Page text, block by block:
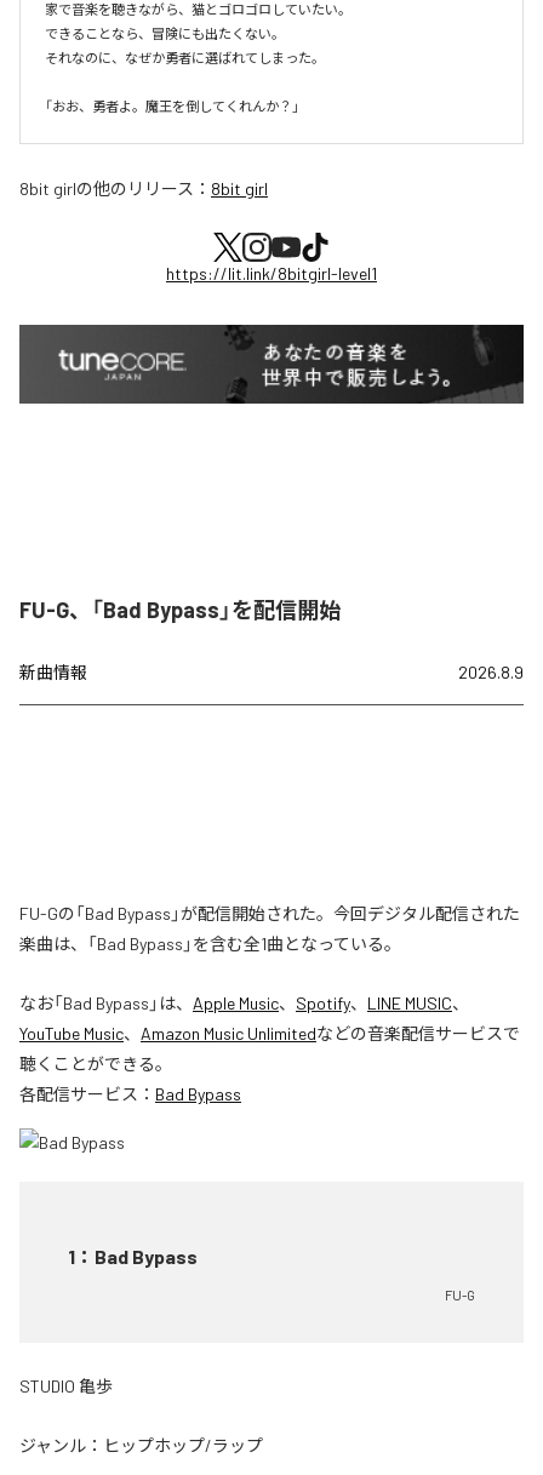
家で音楽を聴きながら、猫とゴロゴロしていたい。
できることなら、冒険にも出たくない。
それなのに、なぜか勇者に選ばれてしまった。
8bit girlの他のリリース： 8bit girl
https://lit.link/8bitgirl-level1
FU-G、「Bad Bypass」を配信開始
新曲情報 2026.8.9
FU-Gの「Bad Bypass」が配信開始された。今回デジタル配信された
楽曲は、「Bad Bypass」を含む全1曲となっている。
なお「Bad Bypass 」は、 Apple Music、 Spotify、 LINE MUSIC、
YouTube Music、 Amazon Music Unlimitedなどの音楽配信サービスで
聴くことができる。
各配信サービス： Bad Bypass
1 ： Bad Bypass
FU-G
STUDIO 亀歩
ジャンル： ヒップホップ/ラップ